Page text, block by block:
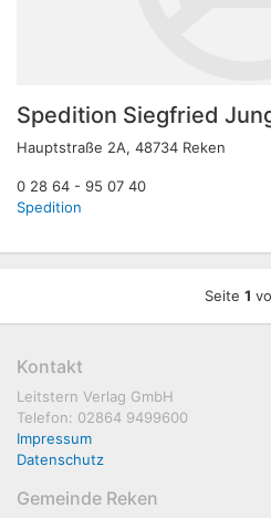
Spedition Siegfried
Hauptstraße 2A, 48734 Reken
0 28 64 - 95 07 40
Spedition
Seite 1
Kontakt
Leitstern Verlag GmbH
Telefon: 02864 9499600
Impressum
Datenschutz
Gemeinde Reken